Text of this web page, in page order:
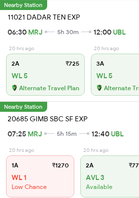
Nearby Station
11021 DADAR TEN EXP
06:30 MRJ 5h 30m 12:00 UBL
20 hrs ago
2A ₹725
WL 5
Alternate Travel Plan
20 hrs ago
3A
WL 5
Alternate
Nearby Station
20685 GIMB SBC SF EXP
07:25 MRJ 5h 15m 12:40 UBL
20 hrs ago
1A ₹1270
WL 1
Low Chance
20 hrs ago
2A
AVL 3
Available